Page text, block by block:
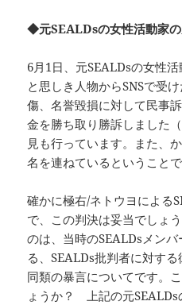
◆元SEALDsの女性活動家の
6月1日、元SEALDsの女性
と思しき人物からSNSで受
傷、名誉毀損に対して民事
金を勝ち取り勝訴しました
見も行っています。また、
名を連ねているということで
確かに極右/ネトウヨによる
で、この判決は妥当でしょ
のは、当時のSEALDsメン
る、SEALDs批判者に対す
同類の暴言についてです。
ょうか？ 上記の元SEALDs